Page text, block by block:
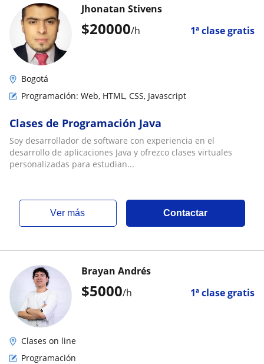
$20000/h 1ª clase gratis
Jhonatan Stivens
Bogotá
Programación: Web, HTML, CSS, Javascript
Clases de Programación Java
Soy desarrollador de software con experiencia en el
desarrollo de aplicaciones Java y ofrezco clases virtuales
personalizadas para estudian...
ver más Contactar
$5000/h 1ª clase gratis
Brayan Andrés
Clases on line
Programación